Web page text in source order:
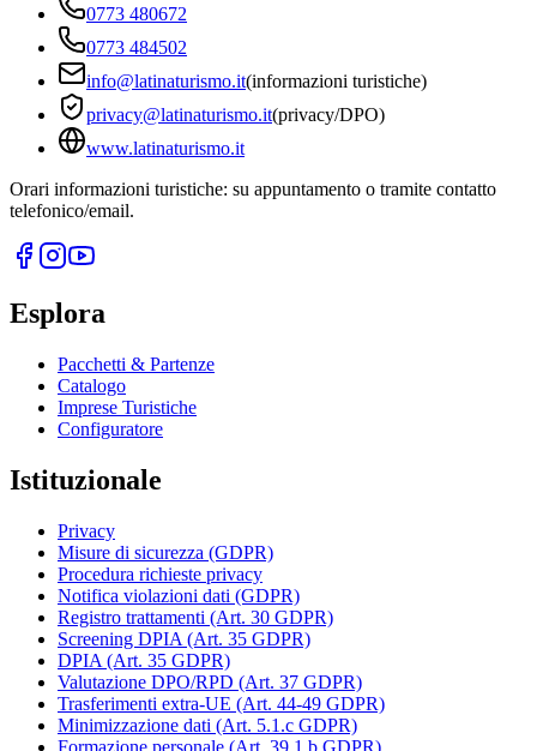
0773 480672
0773 484502
info@latinaturismo.it(informazioni turistiche)
privacy@latinaturismo.it(privacy/DPO)
www.latinaturismo.it
Orari informazioni turistiche: su appuntamento o tramite contatto
telefonico/email.
Esplora
Pacchetti & Partenze
Catalogo
Imprese Turistiche
Configuratore
Istituzionale
Privacy
Misure di sicurezza (GDPR)
Procedura richieste privacy
Notifica violazioni dati (GDPR)
Registro trattamenti (Art. 30 GDPR)
Screening DPIA (Art. 35 GDPR)
DPIA (Art. 35 GDPR)
Valutazione DPO/RPD (Art. 37 GDPR)
Trasferimenti extra-UE (Art. 44-49 GDPR)
Minimizzazione dati (Art. 5.1.c GDPR)